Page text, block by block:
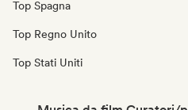
Top Spagna
Top Regno Unito
Top Stati Uniti